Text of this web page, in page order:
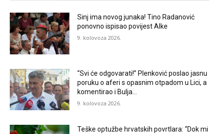
Sinj ima novog junaka! Tino Radanović
ponovno ispisao povijest Alke
9. kolovoza 2026.
“Svi će odgovarati!” Plenković poslao jasnu
poruku o aferi s opasnim otpadom u Lici, a
komentirao i Bulja…
9. kolovoza 2026.
Teške optužbe hrvatskih povrtlara: “Dok mi